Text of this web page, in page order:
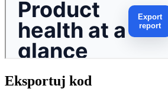
Eksportuj kod